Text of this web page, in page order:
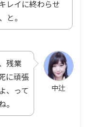
レイに終わらせ
と。
中辻
残業
に頑張
、って